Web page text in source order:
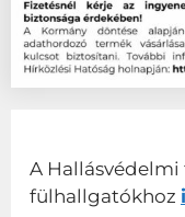
A
fülhallgatókhoz